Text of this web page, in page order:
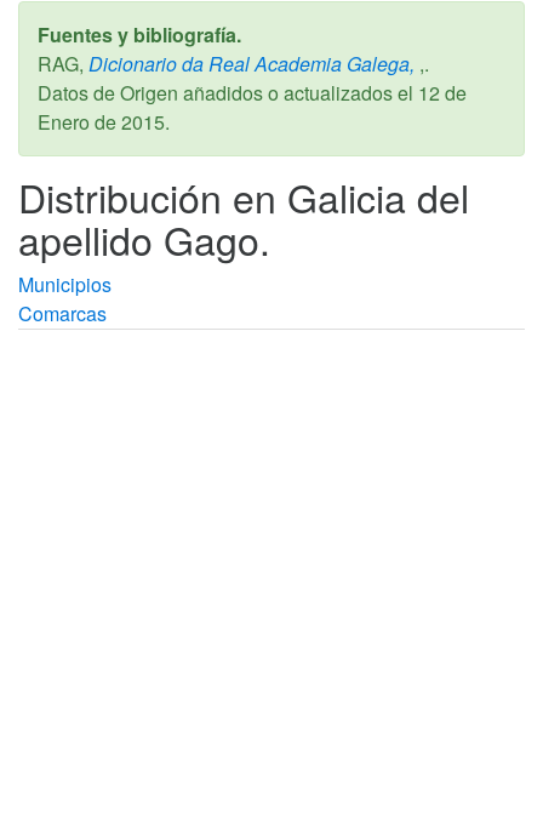
Fuentes y bibliografía.
RAG, Dicionario da Real Academia Galega, ,.
Datos de Origen añadidos o actualizados el 12 de
Enero de 2015.
Distribución en Galicia del
apellido Gago.
Municipios
Comarcas